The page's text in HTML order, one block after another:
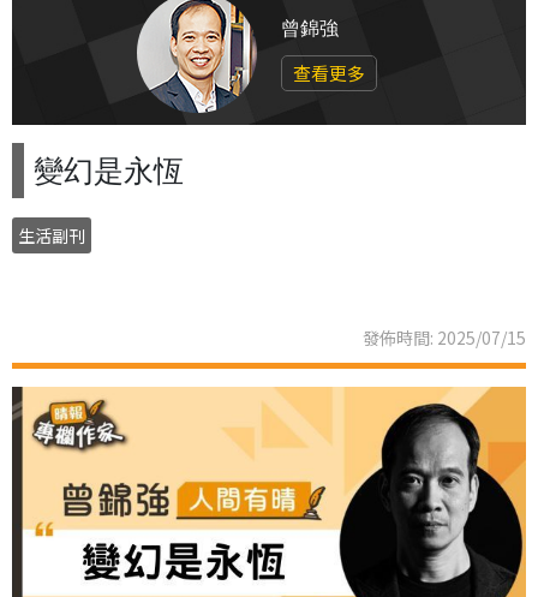
曾錦強
查看更多
變幻是永恆
生活副刊
發佈時間: 2025/07/15